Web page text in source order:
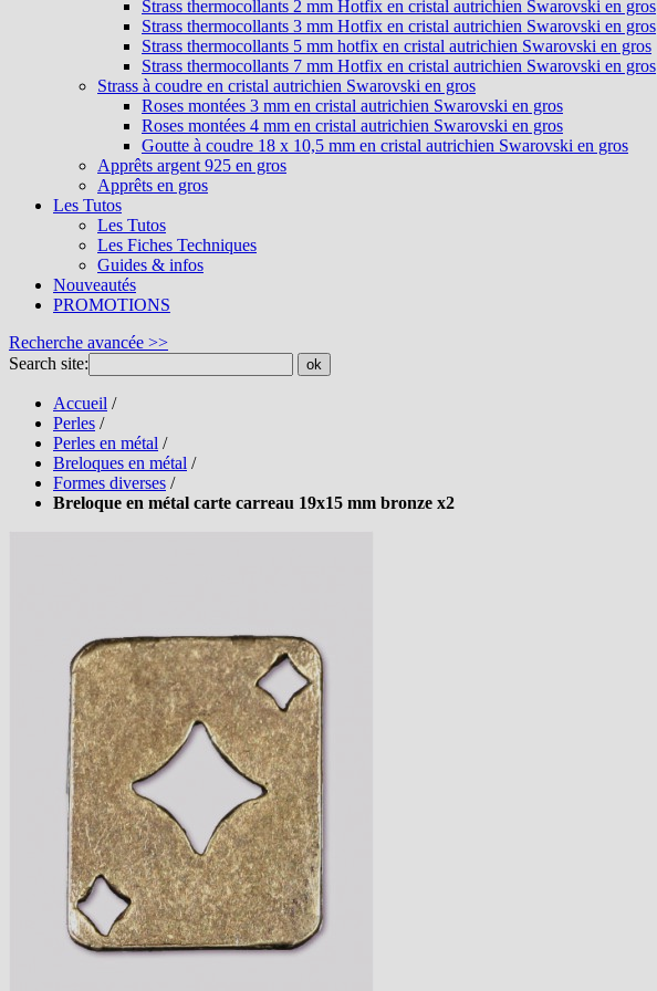
Strass thermocollants 2 mm Hotfix en cristal autrichien Swarovski en gros
Strass thermocollants 3 mm Hotfix en cristal autrichien Swarovski en gros
Strass thermocollants 5 mm hotfix en cristal autrichien Swarovski en gros
Strass thermocollants 7 mm Hotfix en cristal autrichien Swarovski en gros
Strass à coudre en cristal autrichien Swarovski en gros
Roses montées 3 mm en cristal autrichien Swarovski en gros
Roses montées 4 mm en cristal autrichien Swarovski en gros
Goutte à coudre 18 x 10,5 mm en cristal autrichien Swarovski en gros
Apprêts argent 925 en gros
Apprêts en gros
Les Tutos
Les Tutos
Les Fiches Techniques
Guides & infos
Nouveautés
PROMOTIONS
Recherche avancée >>
Search site:
ok
Accueil /
Perles /
Perles en métal /
Breloques en métal /
Formes diverses /
Breloque en métal carte carreau 19x15 mm bronze x2